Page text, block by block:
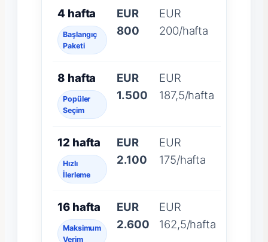
4 hafta
Başlangıç
Paketi
EUR
800
EUR
200/hafta
8 hafta
Popüler
Seçim
EUR
1.500
EUR
187,5/hafta
12 hafta
Hızlı
İlerleme
EUR
2.100
EUR
175/hafta
16 hafta
Maksimum
Verim
EUR
2.600
EUR
162,5/hafta